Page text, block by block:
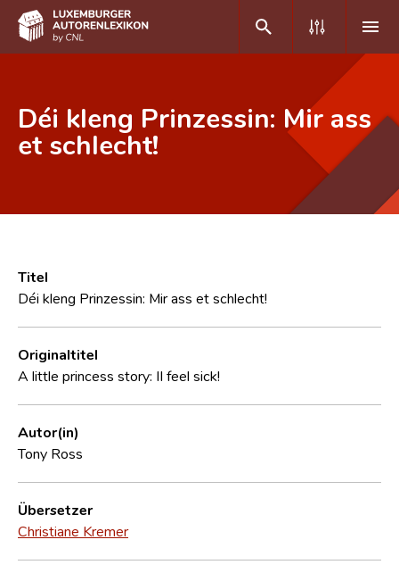
DE
Häufige Fragen und Antworten
CNL
Forschungsgruppe
Kontakt
Déi kleng Prinzessin: Mir ass
et schlecht!
Titel
Déi kleng Prinzessin: Mir ass et schlecht!
Originaltitel
A little princess story: II feel sick!
Autor(in)
Tony Ross
Übersetzer
Christiane Kremer